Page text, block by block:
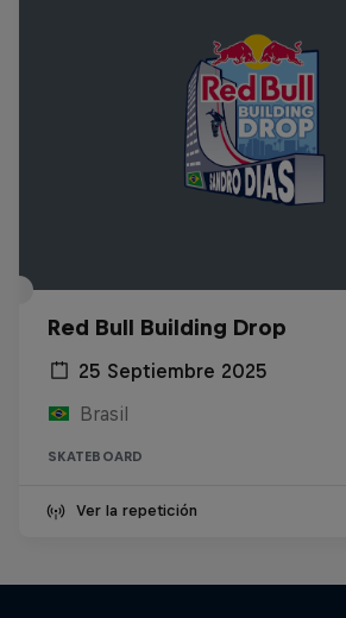
Red Bull Building Drop
25 Septiembre 2025
Brasil
SKATEBOARD
Ver la repetición